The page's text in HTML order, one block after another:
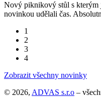
Nový piknikový stůl s kterým
novinkou udělali čas.
1
2
3
4
Zobrazit všechny novinky
© 2026, ADVAS s.r.o –